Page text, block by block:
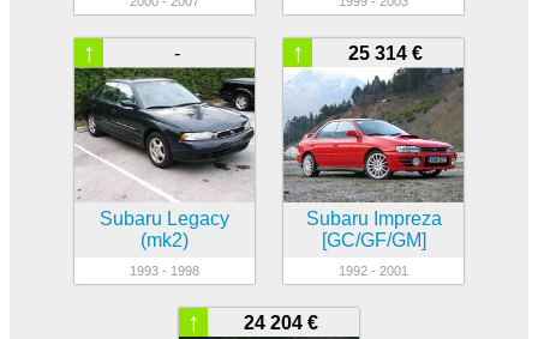
-
↑
Subaru Legacy
(mk2)
1993 - 1998
25 314 €
↑
Subaru Impreza
[GC/GF/GM]
1992 - 2001
24 204 €
↑